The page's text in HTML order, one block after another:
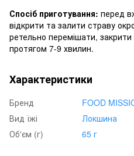
Спосіб приготування: перед
відкрити та залити страву
ретельно перемішати,
протягом 7-9 хвилин.
Характеристики
Бренд
FOOD
Вид їжі
Локшина
Об'єм (г)
65 г